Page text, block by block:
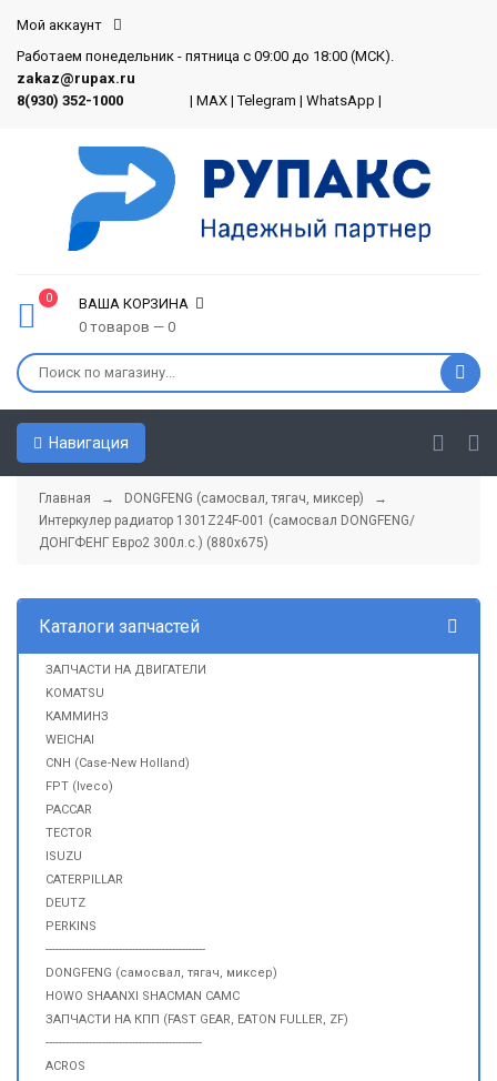
Мой аккаунт
Работаем понедельник - пятница с 09:00 до 18:00 (МСК).
zakaz@rupax.ru
8(930) 352-1000
| MAX |Telegram | WhatsApp |
0
ВАША КОРЗИНА
0 товаров — 0
Навигация
Главная → DONGFENG (самосвал, тягач, миксер)
→
Интеркулер радиатор 1301Z24F-001 (самосвал DONGFENG/
ДОНГФЕНГ Евро2 300л.с.) (880х675)
Каталоги запчастей
ЗАПЧАСТИ НА ДВИГАТЕЛИ
KOMATSU
КАММИНЗ
WEICHAI
CNH (Case-New Holland)
FPT (Iveco)
PACCAR
TECTOR
ISUZU
CATERPILLAR
DEUTZ
PERKINS
------------------------------------------------
DONGFENG (самосвал, тягач, миксер)
HOWO SHAANXI SHACMAN CAMC
ЗАПЧАСТИ НА КПП (FAST GEAR, EATON FULLER, ZF)
-----------------------------------------------
ACROS